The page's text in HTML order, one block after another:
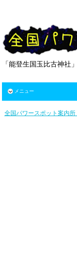
「能登生国玉比古神社
メニュー
全国パワースポット案内所